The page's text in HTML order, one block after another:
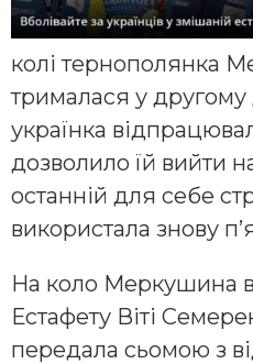
колі тернополянка
трималася у другому
українка
дозволило їй вийти
останній для себе
використала знову
На коло Меркушина
Естафету Віті
передала сьомою з